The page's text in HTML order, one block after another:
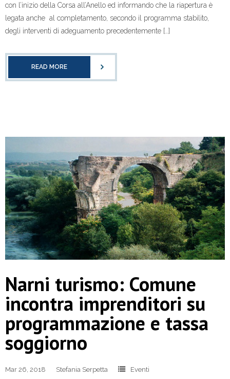
con l’inizio della Corsa all’Anello ed informando che la riapertura è
legata anche al completamento, secondo il programma stabilito,
degli interventi di adeguamento precedentemente […]
READ MORE
Narni turismo: Comune
incontra imprenditori su
programmazione e tassa
soggiorno
Mar 26, 2018 Stefania Serpetta
Eventi